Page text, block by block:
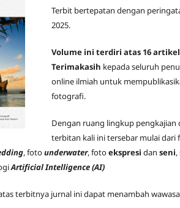
Terbit bertepatan dengan
2025.
Volume ini terdiri atas 16
Terimakasih kepada seluruh
online ilmiah untuk
fotografi.
Dengan ruang lingkup
terbitan kali ini tersebar mulai
, fotounderwater, fotoekspresi dan seni
Artificial Intelligence (AI)
terbitnya jurnal ini dapat menambah